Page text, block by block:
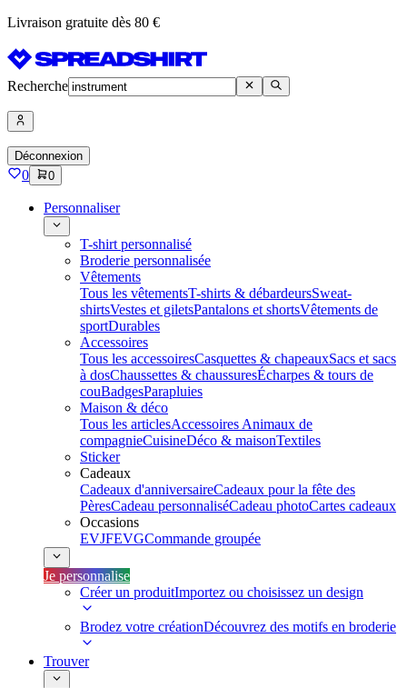
Livraison gratuite dès 80 €
Recherche
Déconnexion
0 0
Personnaliser
T-shirt personnalisé
Broderie personnalisée
Vêtements
Tous les vêtementsT-shirts & débardeursSweat-
shirtsVestes et giletsPantalons et shortsVêtements de
sportDurables
Accessoires
Tous les accessoiresCasquettes & chapeauxSacs et sacs
à dosChaussettes & chaussuresÉcharpes & tours de
couBadgesParapluies
Maison & déco
Tous les articlesAccessoires Animaux de
compagnieCuisineDéco & maisonTextiles
Sticker
Cadeaux
Cadeaux d'anniversaireCadeaux pour la fête des
PèresCadeau personnaliséCadeau photoCartes cadeaux
Occasions
EVJFEVGCommande groupée
Je personnalise
Créer un produitImportez ou choisissez un design
Brodez votre créationDécouvrez des motifs en broderie
Trouver